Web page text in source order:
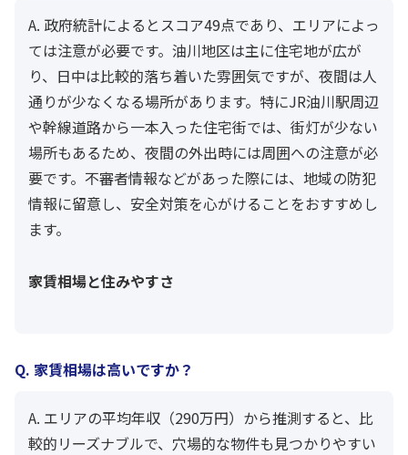
A. 政府統計によるとスコア49点であり、エリアによっ
ては注意が必要です。油川地区は主に住宅地が広が
り、日中は比較的落ち着いた雰囲気ですが、夜間は人
通りが少なくなる場所があります。特にJR油川駅周辺
や幹線道路から一本入った住宅街では、街灯が少ない
場所もあるため、夜間の外出時には周囲への注意が必
要です。不審者情報などがあった際には、地域の防犯
情報に留意し、安全対策を心がけることをおすすめし
ます。
家賃相場と住みやすさ
Q. 家賃相場は高いですか？
A. エリアの平均年収（290万円）から推測すると、比
較的リーズナブルで、穴場的な物件も見つかりやすい